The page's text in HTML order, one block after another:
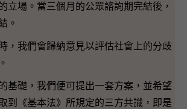
立場。當三個月的公眾諮詢期完結後，
。
我們會歸納意見以評估社會上的分歧
礎，我們便可提出一套方案，並希望
到《基本法》所規定的三方共識，即是